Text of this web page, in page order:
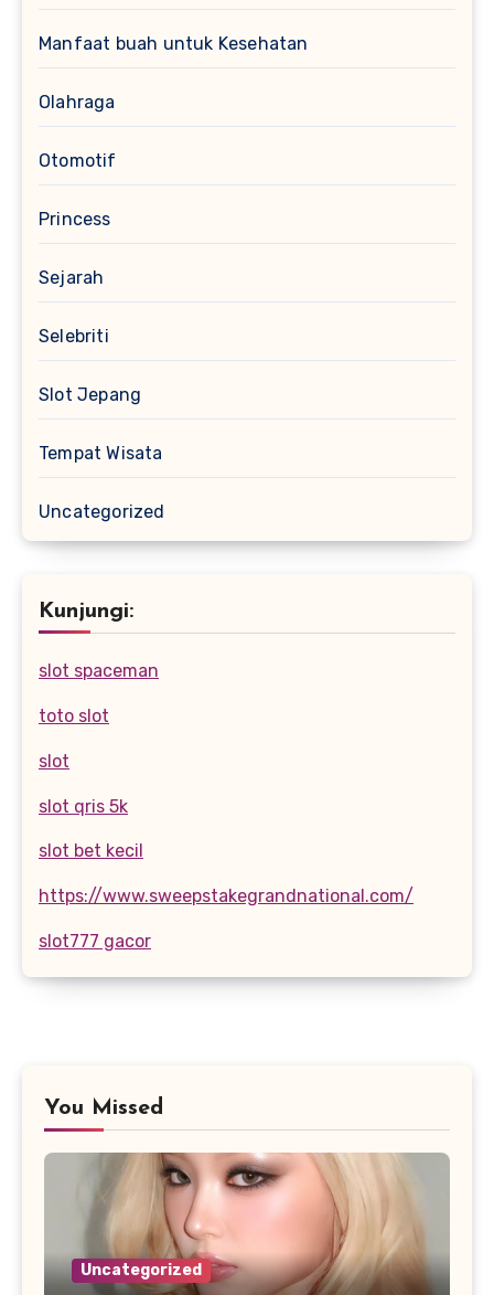
Manfaat buah untuk Kesehatan
Olahraga
Otomotif
Princess
Sejarah
Selebriti
Slot Jepang
Tempat Wisata
Uncategorized
Kunjungi:
slot spaceman
toto slot
slot
slot qris 5k
slot bet kecil
https://www.sweepstakegrandnational.com/
slot777 gacor
You Missed
Uncategorized